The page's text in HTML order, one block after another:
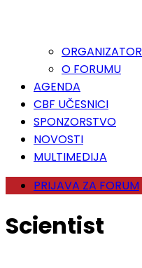
ORGANIZATOR
O FORUMU
AGENDA
CBF UČESNICI
SPONZORSTVO
NOVOSTI
MULTIMEDIJA
PRIJAVA ZA FORUM
Scientist